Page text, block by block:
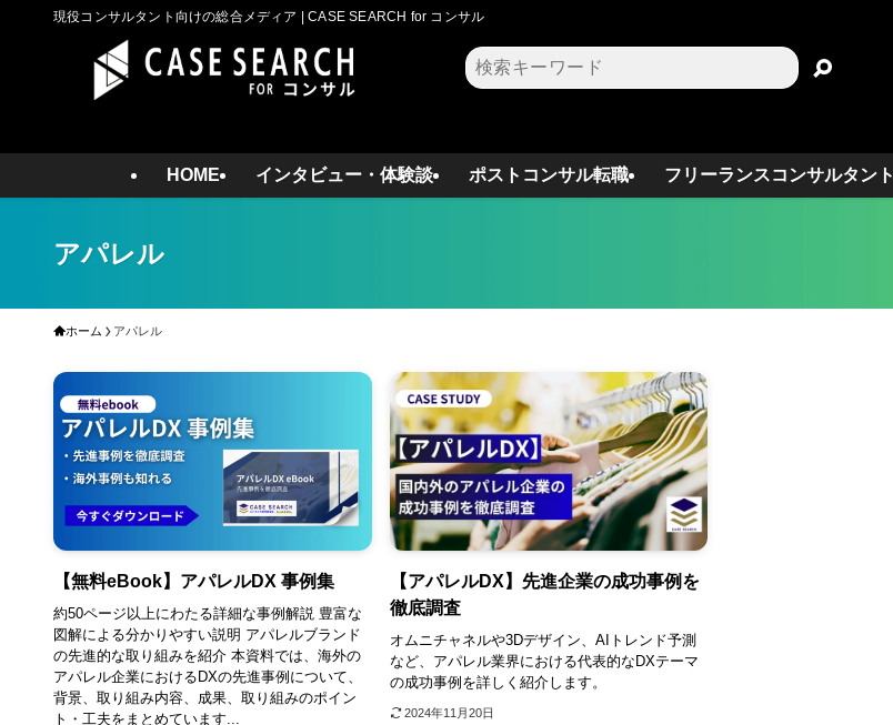
現役コンサルタント向けの総合メディア | CASE SEARCH for コンサル
HOME インタビュー・体験談 ポストコンサル転職 フリーランスコンサルタント
検
索
アパレル
ホーム アパレル
【無料eBook】アパレルDX 事例集
約50ページ以上にわたる詳細な事例解説 豊富な
図解による分かりやすい説明 アパレルブランド
の先進的な取り組みを紹介 本資料では、海外の
アパレル企業におけるDXの先進事例について、
背景、取り組み内容、成果、取り組みのポイン
ト・工夫をまとめています...
【アパレルDX】先進企業の成功事例を
徹底調査
オムニチャネルや3Dデザイン、AIトレンド予測
など、アパレル業界における代表的なDXテーマ
の成功事例を詳しく紹介します。
2024年11月20日